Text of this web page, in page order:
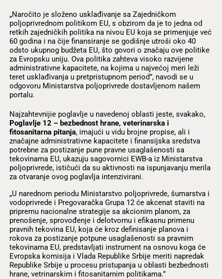
„Naročito je složeno usklađivanje sa Zajedničkom
poljoprivrednom politikom EU, s obzirom da je to jedna od
retkih zajedničkih politika na nivou EU koja se primenjuje već
60 godina i na čije finansiranje se godišnje utroši oko 40
odsto ukupnog budžeta EU, što govori o značaju ove politike
za Evropsku uniju. Ova politika zahteva visoko razvijene
administrativne kapacitete, na kojima u najvećoj meri leži
teret usklađivanja u pretpristupnom period”, navodi se u
odgovoru Ministarstva poljoprivrede dostavljenom našem
portalu.
Najzahtevnijie poglavlje u navedenoj oblasti jeste, svakako,
Poglavlje 12 – bezbednost hrane, veterinarska i
fitosanitarna pitanja, imajući u vidu brojne propise, ali i
značajne administrativne kapacitete i finansijska sredstva
potrebne za postizanje pune pravne usaglašenosti sa
tekovinama EU, ukazuju sagovornici EWB-a iz Ministarstva
poljoprivrede, ističući da su aktivnosti na ispunjavanju merila
za otvaranje ovog poglavlja intenzivirani.
„U narednom periodu Ministarstvo poljoprivrede, šumarstva i
vodoprivrede i Pregovaračka Grupa 12 će akcenat staviti na
pripremu nacionalne strategije sa akcionim planom, za
prenošenje, sprovođenje i delotvornu i efikasnu primenu
pravnih tekovina EU, koja će kroz definisanje planova i
rokova za postizanje potpune usaglašenosti sa pravnim
tekovinama EU, predstavljati instrument na osnovu koga će
Evropska komisija i Vlada Republike Srbije meriti napredak
Republike Srbije u procesu pristupanja u oblasti bezbednosti
hrane, vetrinarskim i fitosanitarnim politikama.”